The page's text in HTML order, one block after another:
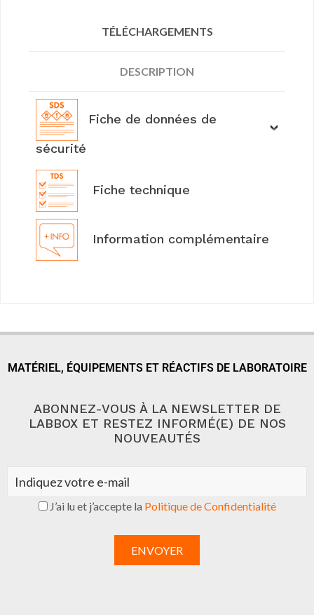
TÉLÉCHARGEMENTS
DESCRIPTION
Fiche de données de
sécurité
Fiche technique
Information complémentaire
MATÉRIEL, ÉQUIPEMENTS ET RÉACTIFS DE LABORATOIRE
ABONNEZ-VOUS À LA NEWSLETTER DE
LABBOX ET RESTEZ INFORMÉ(E) DE NOS
NOUVEAUTÉS
J’ai lu et j’accepte la Politique de Confidentialité